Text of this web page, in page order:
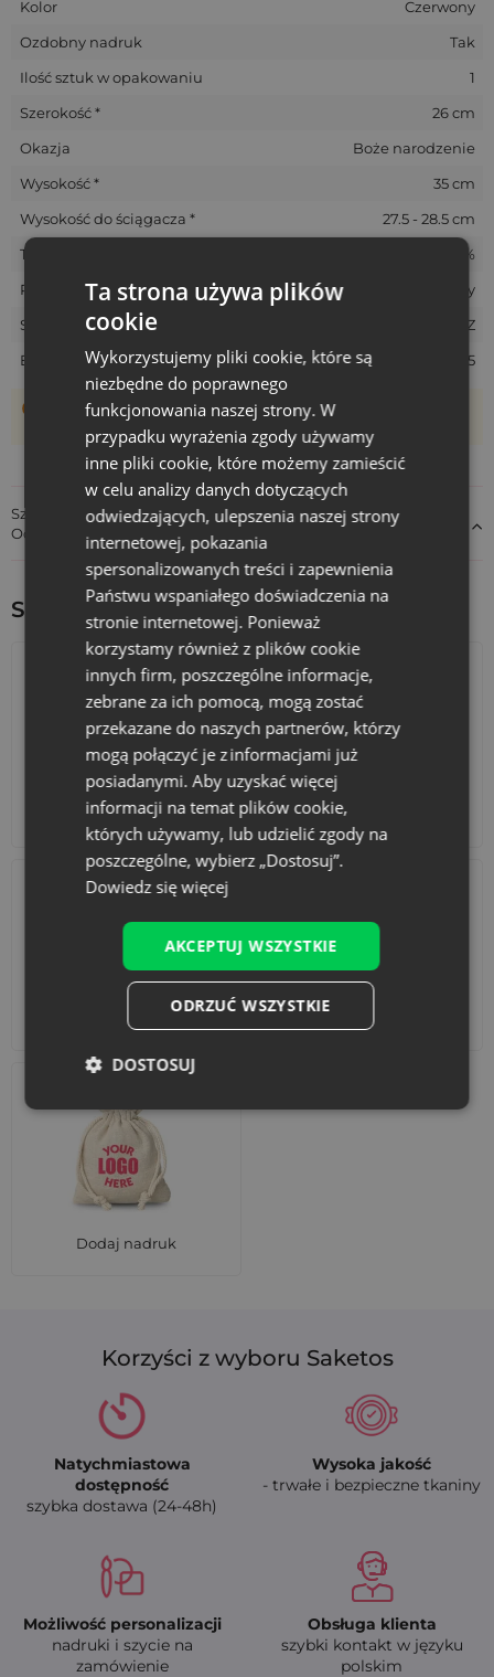
Kolor
Czerwony
Ozdobny nadruk
Tak
Ilość sztuk w opakowaniu
1
Szerokość *
26 cm
Okazja
Boże narodzenie
Wysokość *
35 cm
Wysokość do ściągacza *
27.5 - 28.5 cm
Tolerancja rozmiarów *
+/- 5%
Rozmiar
Duży
SKU
CVB-2635-RED-DZ
EAN
5903003405665
Woreczki szyte są ręcznie, dlatego ich rzeczywisty rozmiar
może różnić +/- 1 cm
Szczegóły dotyczące zgodności produktu z przepisami:
Odpowiedzialność za produkt
Sprawdź inne ciekawe produkty:
Kalendarze adwentowe Torby bawełniane
Dodaj nadruk
Korzyści z wyboru Saketos
Natychmiastowa
dostępność
szybka dostawa (24-48h)
Wysoka jakość
- trwałe i bezpieczne tkaniny
Możliwość personalizacji
nadruki i szycie na
zamówienie
Obsługa klienta
szybki kontakt w języku
polskim
Ta strona używa plików
cookie
Wykorzystujemy pliki cookie, które są
niezbędne do poprawnego
funkcjonowania naszej strony. W
przypadku wyrażenia zgody używamy
inne pliki cookie, które możemy zamieścić
w celu analizy danych dotyczących
odwiedzających, ulepszenia naszej strony
internetowej, pokazania
spersonalizowanych treści i zapewnienia
Państwu wspaniałego doświadczenia na
stronie internetowej. Ponieważ
korzystamy również z plików cookie
innych firm, poszczególne informacje,
zebrane za ich pomocą, mogą zostać
przekazane do naszych partnerów, którzy
mogą połączyć je z informacjami już
posiadanymi. Aby uzyskać więcej
informacji na temat plików cookie,
których używamy, lub udzielić zgody na
poszczególne, wybierz „Dostosuj”.
Dowiedz się więcej
AKCEPTUJ WSZYSTKIE
ODRZUĆ WSZYSTKIE
DOSTOSUJ